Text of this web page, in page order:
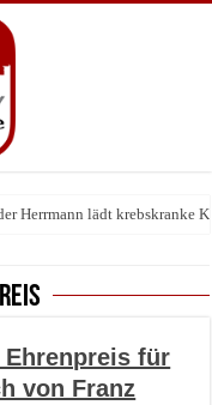
Herrmann lädt krebskranke
Lingerie-Branche wurde
Ehrenpreis für
von Franz